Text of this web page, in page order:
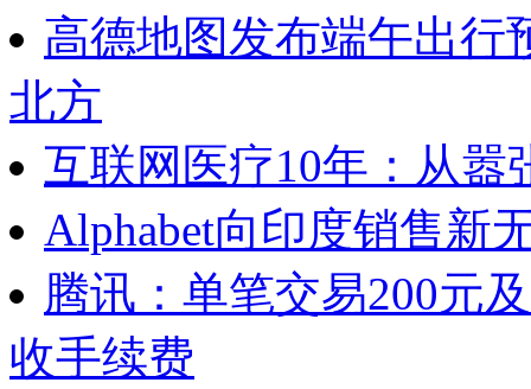
高德地图发布端午出行
北方
互联网医疗10年：从嚣
Alphabet向印度销售新
腾讯：单笔交易200元
收手续费